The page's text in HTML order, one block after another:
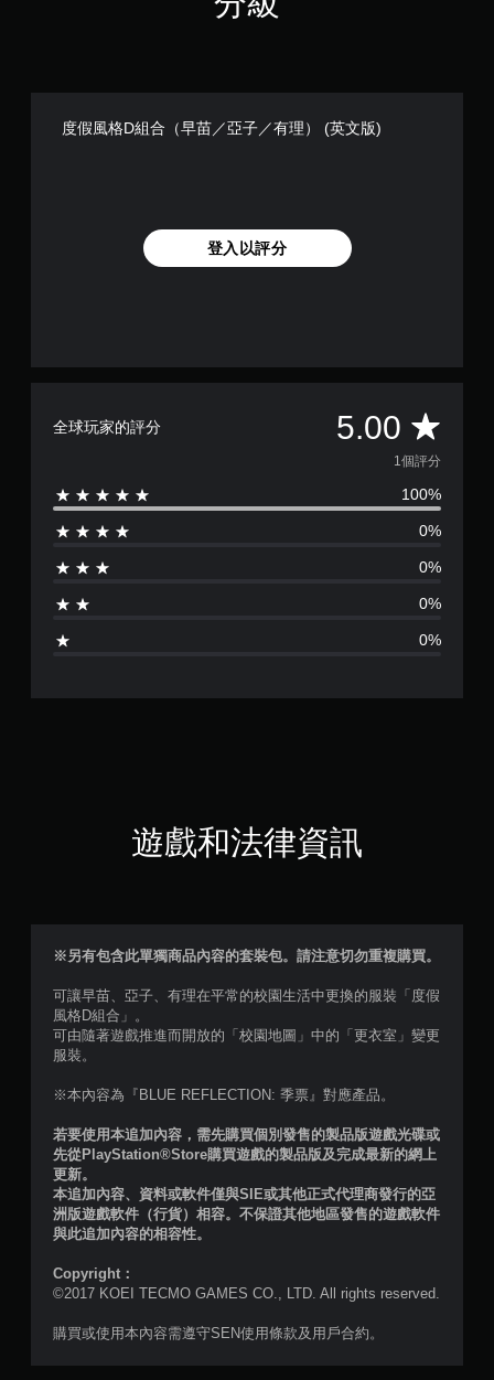
度假風格D組合（早苗／亞子／有理） (英文版)
登入以評分
全球玩家的評分 5.00 平
均
評
分
1
星
星
）
，
1
則
評
1個評分
100%
0%
0%
0%
0%
遊戲和法律資訊
※另有包含此單獨商品內容的套裝包。請注意切勿重複購買。
可讓早苗、亞子、有理在平常的校園生活中更換的服裝「度假
風格D組合」。
可由隨著遊戲推進而開放的「校園地圖」中的「更衣室」變更
服裝。
※本內容為『BLUE REFLECTION: 季票』對應產品。
若要使用本追加內容，需先購買個別發售的製品版遊戲光碟或
先從PlayStation®Store購買遊戲的製品版及完成最新的網上
更新。
本追加內容、資料或軟件僅與SIE或其他正式代理商發行的亞
洲版遊戲軟件（行貨）相容。不保證其他地區發售的遊戲軟件
與此追加內容的相容性。
Copyright：
©2017 KOEI TECMO GAMES CO., LTD. All rights reserved.
購買或使用本內容需遵守SEN使用條款及用戶合約。